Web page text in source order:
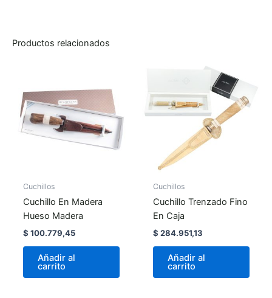
Productos relacionados
Cuchillos
Cuchillo En Madera
Hueso Madera
$ 100.779,45
Añadir al
carrito
Cuchillos
Cuchillo Trenzado Fino
En Caja
$ 284.951,13
Añadir al
carrito